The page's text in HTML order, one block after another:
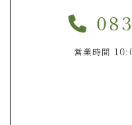
営業時間